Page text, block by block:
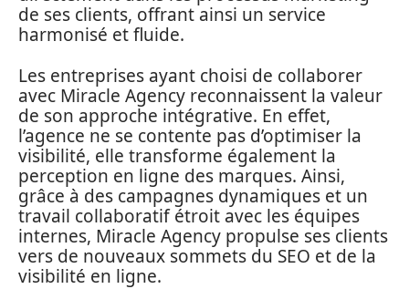
de ses clients, offrant ainsi un service
harmonisé et fluide.
Les entreprises ayant choisi de collaborer
avec Miracle Agency reconnaissent la valeur
de son approche intégrative. En effet,
l’agence ne se contente pas d’optimiser la
visibilité, elle transforme également la
perception en ligne des marques. Ainsi,
grâce à des campagnes dynamiques et un
travail collaboratif étroit avec les équipes
internes, Miracle Agency propulse ses clients
vers de nouveaux sommets du SEO et de la
visibilité en ligne.